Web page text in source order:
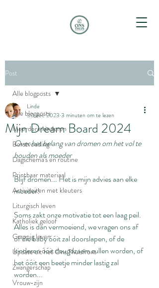
Post
Alle blogposts
Meerdere kinderen
Borstvoeding
Dagschema's en routine
Printbaar materiaal
Activiteiten met kleuters
Liturgisch leven
Katholiek geloof
Grappig leven
Update uit het Ons Thuisfront
Zwangerschap
Vrouw-zijn
Alle blogposts
Mijn Dream Board 2024
Linde
30 dec 2023 3 minuten om te lezen
Over het belang van dromen om het vol te
houden als moeder
Blijf dromen... Het is mijn advies aan elke
moeder!
Soms zakt onze motivatie tot een laag peil.
Alles is dan vermoeiend, we vragen ons af
of die baby óóit zal doorslapen, of de
kinderen óóit deugdzaam zullen worden, of
het óóit een beetje minder lastig zal
worden...